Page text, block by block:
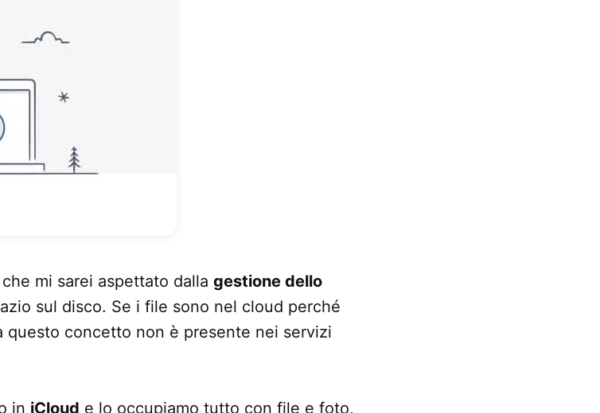
mi sarei aspettato dalla gestione dello
sul disco. Se i file sono nel cloud perché
questo concetto non è presente nei servizi
in iCloud e lo occupiamo tutto con file e foto,